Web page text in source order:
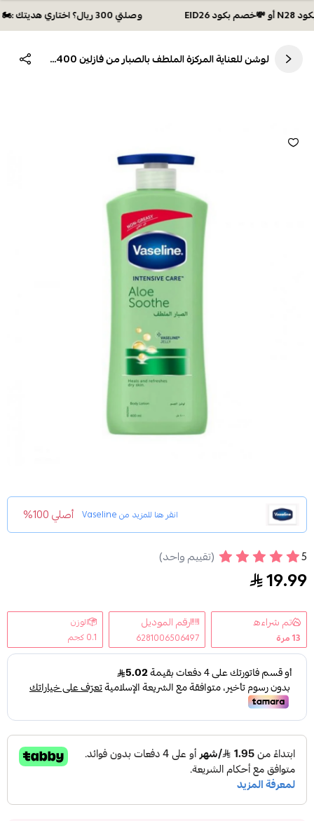
وصلتي 300 ريال؟ اختاري هديتك :🏍 شحن مجاني بكود N28 أو 💸خصم بكود EID26
لوشن للعناية المركزة الملطف بالصبار من فازلين 400مل
انقر هنا للمزيد منVaseline أصلي 100%
لوشن للعناية المركزة الملطف بالصبار من فازلين 400مل
5 (تقييم واحد)
19.99
تم شراءه
13مرة
رقم الموديل
6281006506497
الوزن
0.1 كجم